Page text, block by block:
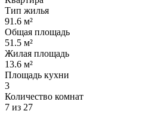
Тип жилья
91.6 м²
Общая площадь
51.5 м²
Жилая площадь
13.6 м²
Площадь кухни
3
Количество комнат
7 из 27